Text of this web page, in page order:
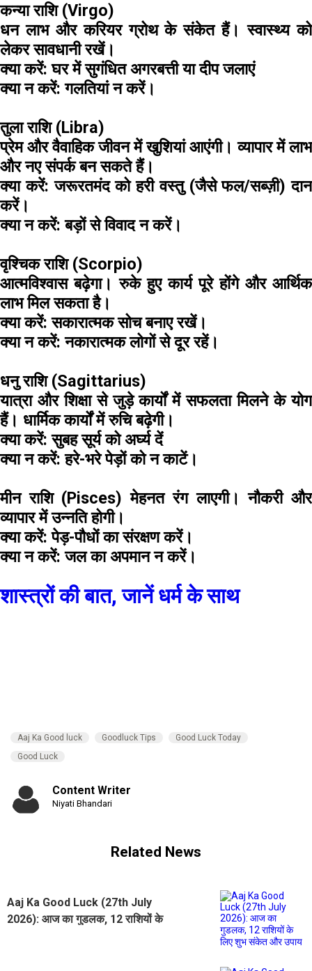
कन्या राशि (Virgo)
धन लाभ और करियर ग्रोथ के संकेत हैं। स्वास्थ्य को
लेकर सावधानी रखें।
क्या करें:घर में सुगंधित अगरबत्ती या दीप जलाएं
क्या न करें:गलतियां न करें।
तुला राशि (Libra)
प्रेम और वैवाहिक जीवन में खुशियां आएंगी। व्यापार में लाभ
और नए संपर्क बन सकते हैं।
क्या करें:जरूरतमंद को हरी वस्तु (जैसे फल/सब्ज़ी) दान
करें।
क्या न करें: बड़ों से विवाद न करें।
वृश्चिक राशि (Scorpio)
आत्मविश्वास बढ़ेगा। रुके हुए कार्य पूरे होंगे और आर्थिक
लाभ मिल सकता है।
क्या करें:सकारात्मक सोच बनाए रखें।
क्या न करें:नकारात्मक लोगों से दूर रहें।
धनु राशि (Sagittarius)
यात्रा और शिक्षा से जुड़े कार्यों में सफलता मिलने के योग
हैं। धार्मिक कार्यों में रुचि बढ़ेगी।
क्या करें: सुबह सूर्य को अर्घ्य दें
क्या न करें: हरे-भरे पेड़ों को न काटें।
मीन राशि (Pisces)मेहनत रंग लाएगी। नौकरी और
व्यापार में उन्नति होगी।
क्या करें: पेड़-पौधों का संरक्षण करें।
क्या न करें:जल का अपमान न करें।
शास्त्रों की बात, जानें धर्म के साथ
Aaj Ka Good luck Goodluck Tips
Good Luck Today
Good Luck
Content Writer
Niyati Bhandari
Related News
Aaj Ka Good Luck (27th July
2026): आज का गुडलक, 12 राशियों के